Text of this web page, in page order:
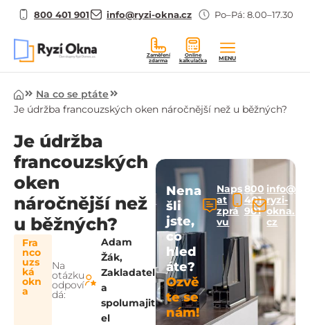
800 401 901 info@ryzi-okna.cz Po–Pá: 8.00–17.30
Zaměření
zdarma
Online
kalkulačka
MENU
ÚvodNa co se ptáte
Je údržba francouzských oken náročnější než u běžných?
Je údržba
francouzských
oken
náročnější než
u běžných?
Fra
nco
uzs
ká
okn
a
Na
otázku
odpoví
dá:
Adam
Žák,
Zakladatel
a
spolumajit
el
Nena
šli
jste,
co
hled
áte?
Ozvě
te se
nám!
Naps
at
zprá
vu
800
401
901
info@
ryzi-
okna.
cz